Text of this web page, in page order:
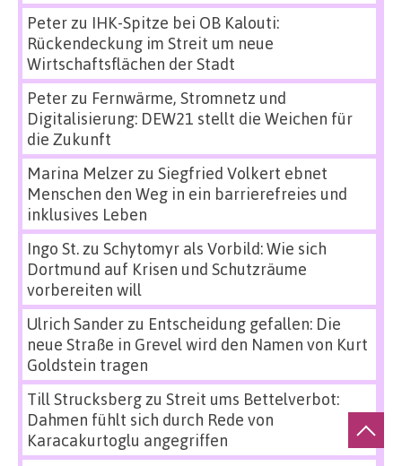
Peterzu IHK-Spitze bei OB Kalouti:
Rückendeckung im Streit um neue
Wirtschaftsflächen der Stadt
Peterzu Fernwärme, Stromnetz und
Digitalisierung: DEW21 stellt die Weichen für
die Zukunft
Marina Melzerzu Siegfried Volkert ebnet
Menschen den Weg in ein barrierefreies und
inklusives Leben
Ingo St.zu Schytomyr als Vorbild: Wie sich
Dortmund auf Krisen und Schutzräume
vorbereiten will
Ulrich Sanderzu Entscheidung gefallen: Die
neue Straße in Grevel wird den Namen von Kurt
Goldstein tragen
Till Strucksbergzu Streit ums Bettelverbot:
Dahmen fühlt sich durch Rede von
Karacakurtoglu angegriffen